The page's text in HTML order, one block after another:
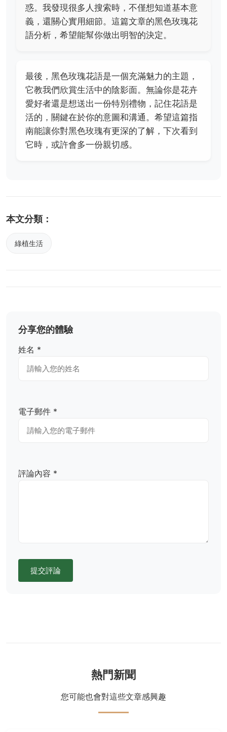
惑。我發現很多人搜索時，不僅想知道基本意
義，還關心實用細節。這篇文章的黑色玫瑰花
語分析，希望能幫你做出明智的決定。
最後，黑色玫瑰花語是一個充滿魅力的主題，
它教我們欣賞生活中的陰影面。無論你是花卉
愛好者還是想送出一份特別禮物，記住花語是
活的，關鍵在於你的意圖和溝通。希望這篇指
南能讓你對黑色玫瑰有更深的了解，下次看到
它時，或許會多一份親切感。
本文分類：
綠植生活
分享您的體驗
姓名 *
電子郵件 *
評論內容 *
提交評論
熱門新聞
您可能也會對這些文章感興趣